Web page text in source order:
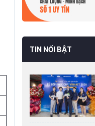
TIN NỔI BẬT